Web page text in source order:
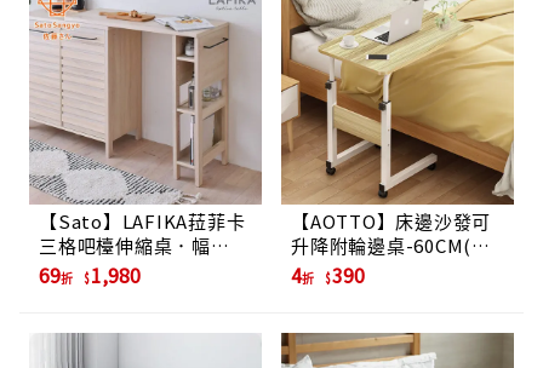
【Sato】LAFIKA菈菲卡
三格吧檯伸縮桌．幅
102.5cm
69折 1,980
【AOTTO】床邊沙發可
升降附輪邊桌-60CM(懶
人桌 升降桌 電腦桌 邊几)
4折 390